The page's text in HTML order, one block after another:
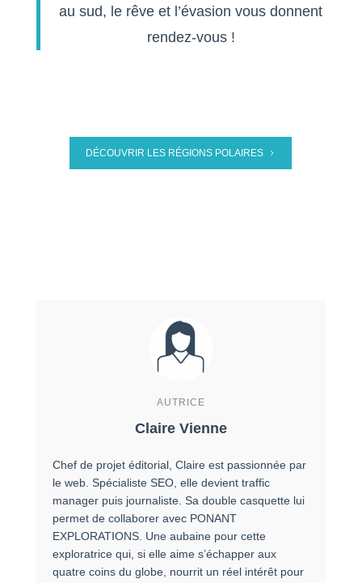
au sud, le rêve et l’évasion vous donnent
rendez-vous !
DÉCOUVRIR LES RÉGIONS POLAIRES
AUTRICE
Claire Vienne
Chef de projet éditorial, Claire est passionnée par
le web. Spécialiste SEO, elle devient traffic
manager puis journaliste. Sa double casquette lui
permet de collaborer avec PONANT
EXPLORATIONS. Une aubaine pour cette
exploratrice qui, si elle aime s’échapper aux
quatre coins du globe, nourrit un réel intérêt pour